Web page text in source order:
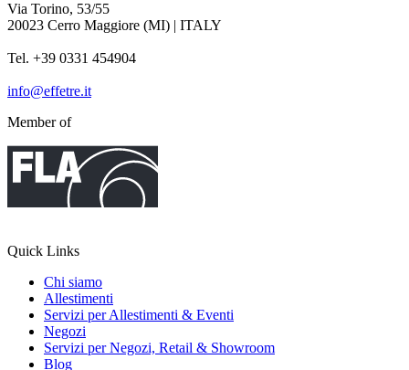
Via Torino, 53/55
20023 Cerro Maggiore (MI) | ITALY
Tel. +39 0331 454904
info@effetre.it
Member of
Quick Links
Chi siamo
Allestimenti
Servizi per Allestimenti & Eventi
Negozi
Servizi per Negozi, Retail & Showroom
Blog